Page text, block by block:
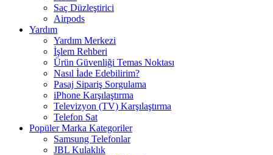
Saç Düzleştirici
Airpods
Yardım
Yardım Merkezi
İşlem Rehberi
Ürün Güvenliği Temas Noktası
Nasıl İade Edebilirim?
Pasaj Sipariş Sorgulama
iPhone Karşılaştırma
Televizyon (TV) Karşılaştırma
Telefon Sat
Popüler Marka Kategoriler
Samsung Telefonlar
JBL Kulaklık